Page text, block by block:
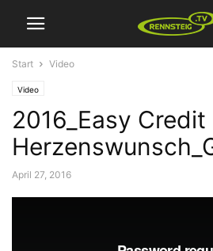
Start Video
Video
2016_Easy Credit
April 27, 2016